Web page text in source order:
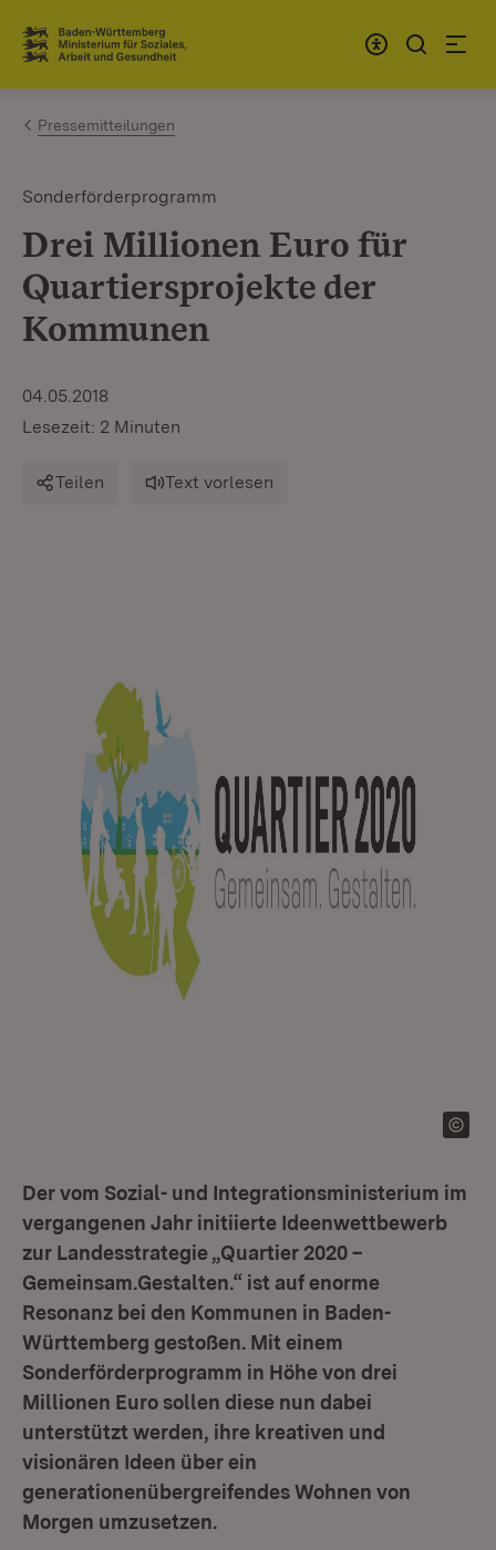
Zum Inhalt springen
Link zur Startseite
Pressemitteilungen
Sonderförderprogramm
Drei Millionen Euro für
Quartiersprojekte der
Kommunen
04.05.2018
Lesezeit: 2 Minuten
Teilen Text vorlesen
Der vom Sozial- und Integrationsministerium im
vergangenen Jahr initiierte Ideenwettbewerb
zur Landesstrategie „Quartier 2020 –
Gemeinsam.Gestalten.“ ist auf enorme
Resonanz bei den Kommunen in Baden-
Württemberg gestoßen. Mit einem
Sonderförderprogramm in Höhe von drei
Millionen Euro sollen diese nun dabei
unterstützt werden, ihre kreativen und
visionären Ideen über ein
generationenübergreifendes Wohnen von
Morgen umzusetzen.